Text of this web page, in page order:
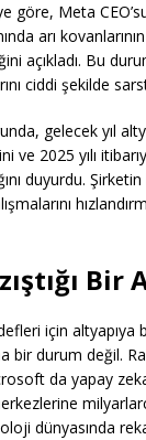
göre, Meta
arı
açıkladı. Bu
ciddi şekilde
gelecek yıl
ve 2025 yılı
duyurdu.
Bir
için
bir durum değil.
da yapay
dünyasında